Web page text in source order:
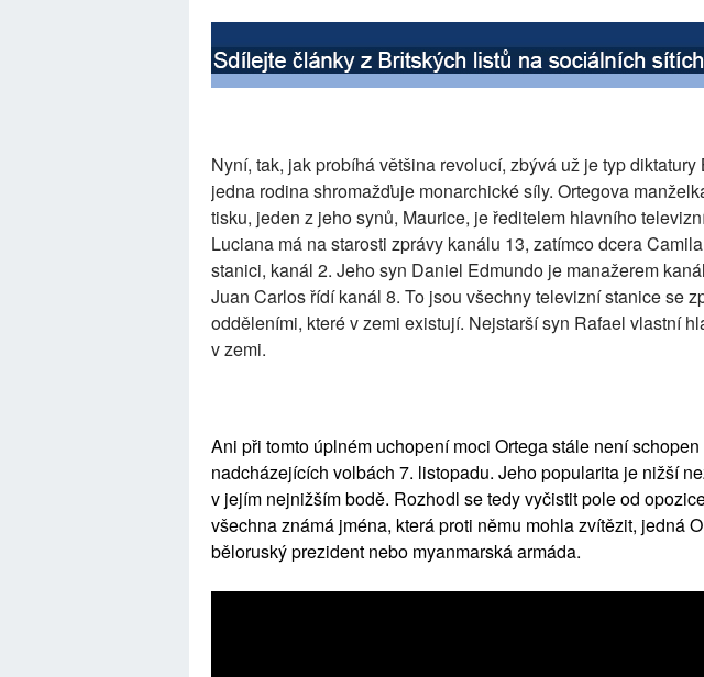
Nyní, tak, jak probíhá většina revolucí, zbývá už je typ
jedna rodina shromažďuje monarchické síly. Ortegova
tisku, jeden z jeho synů, Maurice, je ředitelem hlavního
Luciana má na starosti zprávy kanálu 13, zatímco dcera
stanici, kanál 2. Jeho syn Daniel Edmundo je manažerem
Juan Carlos řídí kanál 8. To jsou všechny televizní stanice se
odděleními, které v zemi existují. Nejstarší syn Rafael vlastní
v zemi.
Ani při tomto úplném uchopení moci Ortega stále není
nadcházejících volbách 7. listopadu. Jeho popularita je nižší
v jejím nejnižším bodě. Rozhodl se tedy vyčistit pole od
všechna známá jména, která proti němu mohla zvítězit, jedná
běloruský prezident nebo myanmarská armáda.